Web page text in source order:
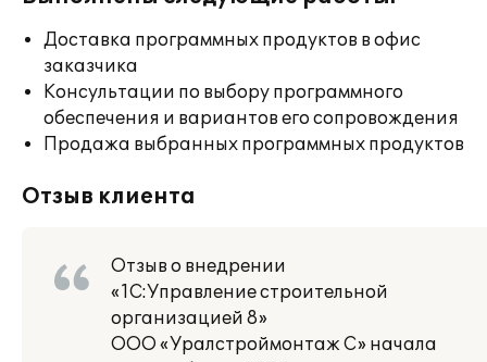
Доставка программных продуктов в офис
заказчика
Консультации по выбору программного
обеспечения и вариантов его сопровождения
Продажа выбранных программных продуктов
Отзыв клиента
Отзыв о внедрении
«1С:Управление строительной
организацией 8»
ООО «Уралстроймонтаж С» начала